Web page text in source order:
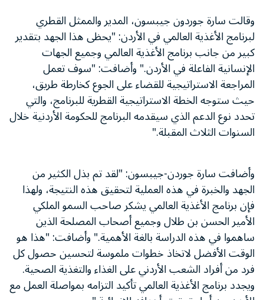
وقالت سارة جوردون جيبسون، المدير والممثل القطري
لبرنامج الأغذية العالمي في الأردن: "يحظى هذا الجهد بتقدير
كبير من جانب برنامج الأغذية العالمي وجميع الجهات
الإنسانية الفاعلة في الأردن." وأضافت: "سوف تعمل
المراجعة الاستراتيجية للقضاء على الجوع كخارطة طريق،
حيث ستوجه الخطة الاستراتيجية القطرية للبرنامج، والتي
تحدد نوع الدعم الذي سيقدمه البرنامج للحكومة الأردنية خلال
السنوات الثلاث المقبلة."
وأضافت سارة جوردن-جيبسون: "لقد تم بذل الكثير من
الجهد والخبرة في هذه العملية لتحقيق هذه النتيجة، ولهذا
فإن برنامج الأغذية العالمي يشكر صاحب السمو الملكي
الأمير الحسن بن طلال وجميع أصحاب المصلحة الذين
ساهموا في هذه الدراسة بالغة الأهمية." وأضافت: "هذا هو
الوقت الأفضل لاتخاذ خطوات ملموسة لتحسين حصول كل
فرد من أفراد الشعب الأردني على الغذاء والتغذية الصحية.
ويجدد برنامج الأغذية العالمي تأكيد التزامه بمواصلة العمل مع